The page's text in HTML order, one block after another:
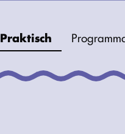
Praktisch